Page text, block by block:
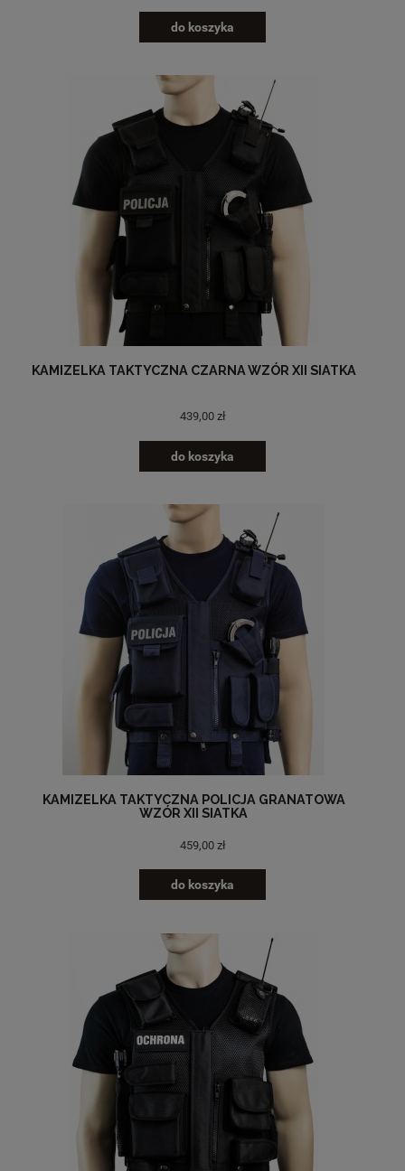
do koszyka
KAMIZELKA TAKTYCZNA CZARNA WZÓR XII SIATKA
439,00 zł
do koszyka
KAMIZELKA TAKTYCZNA POLICJA GRANATOWA
WZÓR XII SIATKA
459,00 zł
do koszyka